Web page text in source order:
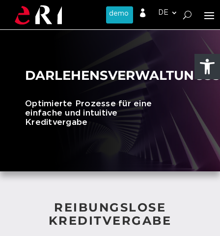

Optimierte Prozesse für eine
einfache und intuitive
Kreditvergabe
REIBUNGSLOSE
KREDITVERGABE